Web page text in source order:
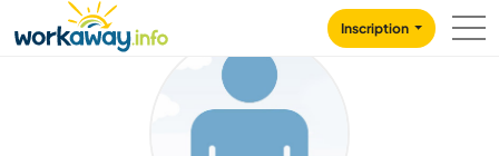
CONTENT
MAIN NAVIGATION
Inscription